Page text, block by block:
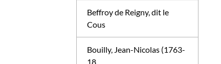
Beffroy de Reigny, dit le
Cous
Bouilly, Jean-Nicolas (1763-
18